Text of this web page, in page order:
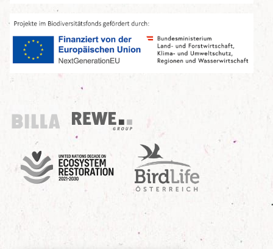
Billa
REWE Group
UN Decade
Birdlife